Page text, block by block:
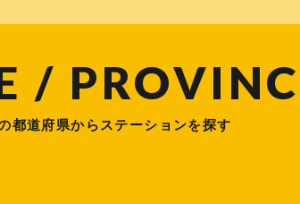
/
都道府県からステーションを探す